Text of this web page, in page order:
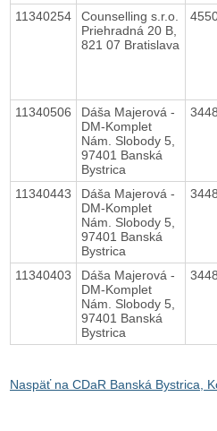
11340254
Counselling s.r.o.
Priehradná 20 B,
821 07 Bratislava
11340506
Dáša Majerová -
DM-Komplet
Nám. Slobody 5,
97401 Banská
Bystrica
11340443
Dáša Majerová -
DM-Komplet
Nám. Slobody 5,
97401 Banská
Bystrica
11340403
Dáša Majerová -
DM-Komplet
Nám. Slobody 5,
97401 Banská
Bystrica
Naspäť na CDaR Banská Bystrica,